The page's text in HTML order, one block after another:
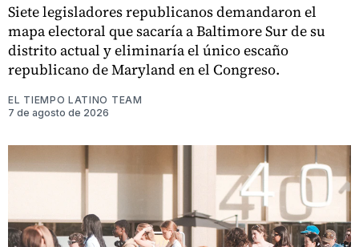
Siete legisladores republicanos demandaron el
mapa electoral que sacaría a Baltimore Sur de su
distrito actual y eliminaría el único escaño
republicano de Maryland en el Congreso.
EL TIEMPO LATINO TEAM
7 de agosto de 2026